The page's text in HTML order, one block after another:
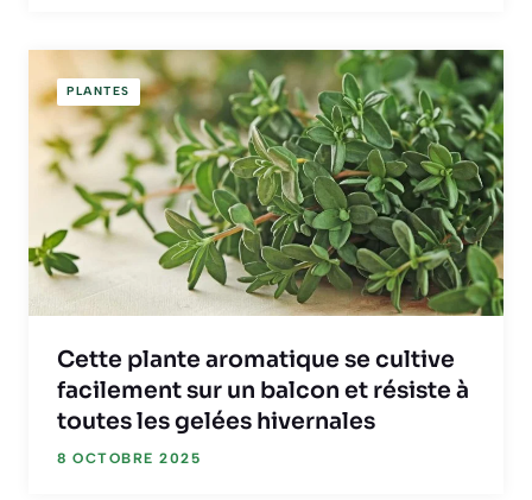
PLANTES
Cette plante aromatique se cultive
facilement sur un balcon et résiste à
toutes les gelées hivernales
8 OCTOBRE 2025